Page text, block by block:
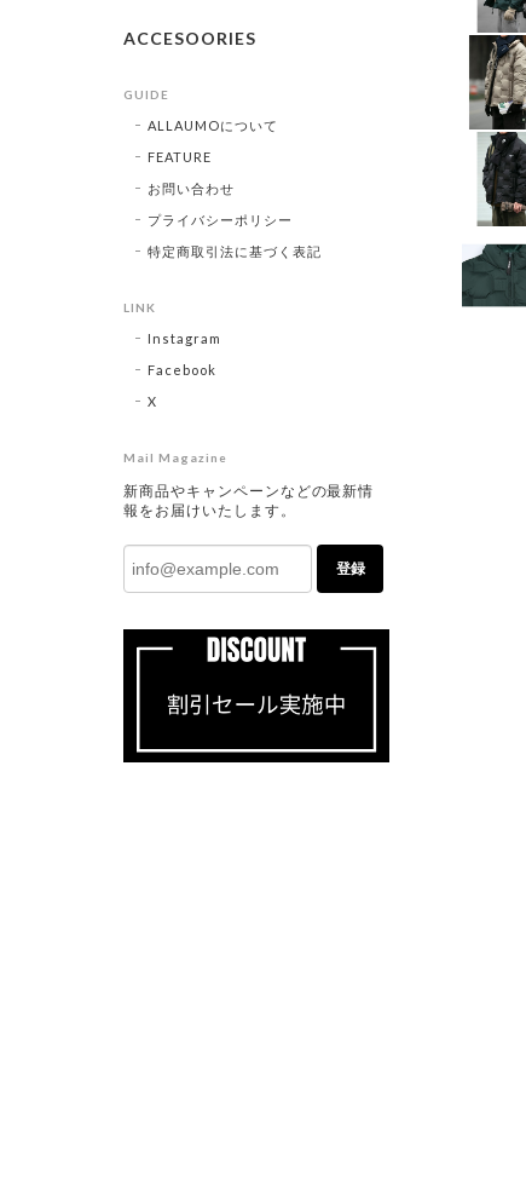
ACCESOORIES
GUIDE
ALLAUMOについて
FEATURE
お問い合わせ
プライバシーポリシー
特定商取引法に基づく表記
LINK
Instagram
Facebook
X
Mail Magazine
新商品やキャンペーンなどの最新情
報をお届けいたします。
登録